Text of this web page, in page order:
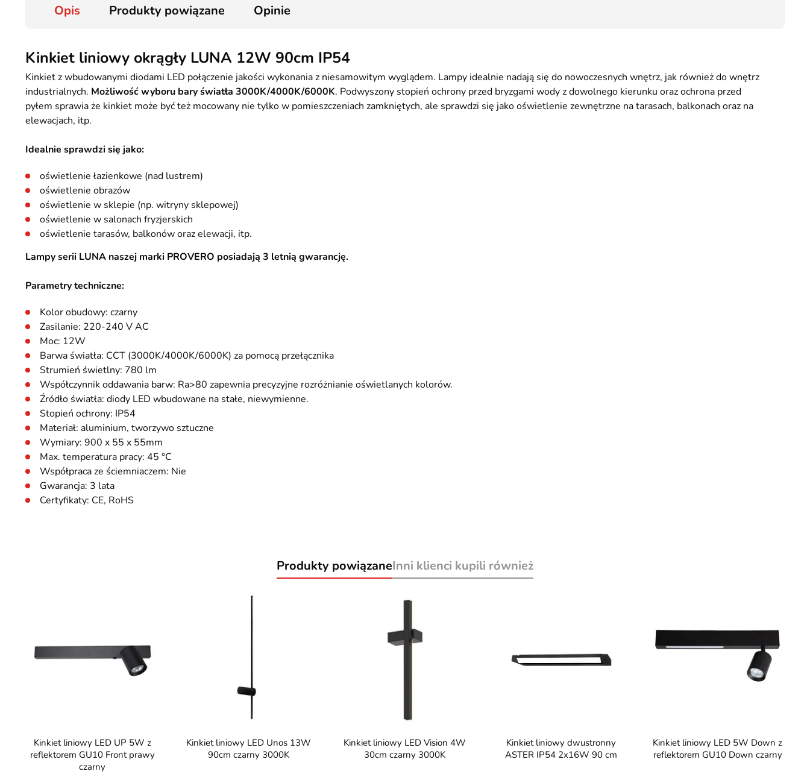
Opis Produkty powiązane Opinie
Kinkiet liniowy okrągły LUNA 12W 90cm IP54
Kinkiet z wbudowanymi diodami LED połączenie jakości wykonania z niesamowitym wyglądem. Lampy idealnie nadają się do nowoczesnych wnętrz, jak również do wnętrz
industrialnych. Możliwość wyboru bary światła 3000K/4000K/6000K. Podwyszony stopień ochrony przed bryzgami wody z dowolnego kierunku oraz ochrona przed
pyłem sprawia że kinkiet może być też mocowany nie tylko w pomieszczeniach zamkniętych, ale sprawdzi się jako oświetlenie zewnętrzne na tarasach, balkonach oraz na
elewacjach, itp.
Idealnie sprawdzi się jako:
oświetlenie łazienkowe (nad lustrem)
oświetlenie obrazów
oświetlenie w sklepie (np. witryny sklepowej)
oświetlenie w salonach fryzjerskich
oświetlenie tarasów, balkonów oraz elewacji, itp.
Lampy serii LUNA naszej marki PROVERO posiadają 3 letnią gwarancję.
Parametry techniczne:
Kolor obudowy: czarny
Zasilanie: 220-240 V AC
Moc: 12W
Barwa światła: CCT (3000K/4000K/6000K) za pomocą przełącznika
Strumień świetlny: 780 lm
Współczynnik oddawania barw: Ra>80 zapewnia precyzyjne rozróżnianie oświetlanych kolorów.
Źródło światła: diody LED wbudowane na stałe, niewymienne.
Stopień ochrony: IP54
Materiał: aluminium, tworzywo sztuczne
Wymiary: 900 x 55 x 55mm
Max. temperatura pracy: 45 °C
Współpraca ze ściemniaczem: Nie
Gwarancja: 3 lata
Certyfikaty: CE, RoHS
Produkty powiązaneInni klienci kupili również
Kinkiet liniowy LED UP 5W z
reflektorem GU10 Front prawy
czarny
Kinkiet liniowy LED Unos 13W
90cm czarny 3000K
Kinkiet liniowy LED Vision 4W
30cm czarny 3000K
Kinkiet liniowy dwustronny
ASTER IP54 2x16W 90 cm
Kinkiet liniowy LED 5W Down z
reflektorem GU10 Down czarny